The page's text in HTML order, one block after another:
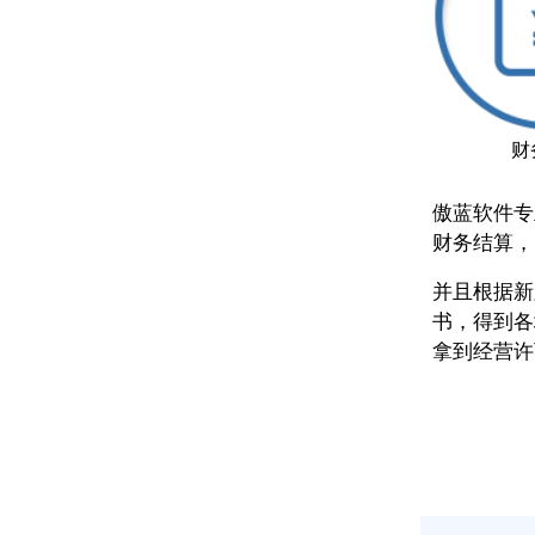
财
傲蓝软件
财务结算
并且根据
书，得到
拿到经营